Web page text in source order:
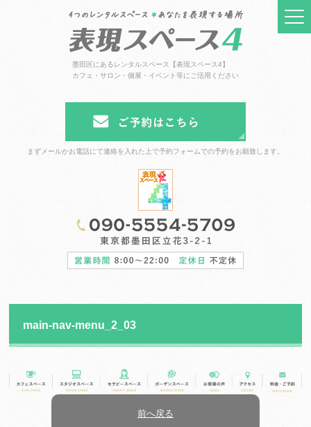
墨田区にあるレンタルスペース【表現スペース4】
カフェ・サロン・個展・イベント等にご活用ください
まずメールかお電話にて連絡を入れた上で予約フォームでの予約をお願致します。
main-nav-menu_2_03
前へ戻る